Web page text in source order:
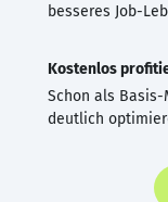
besseres Job-
Kostenlos
Schon als Basis-
deutlich